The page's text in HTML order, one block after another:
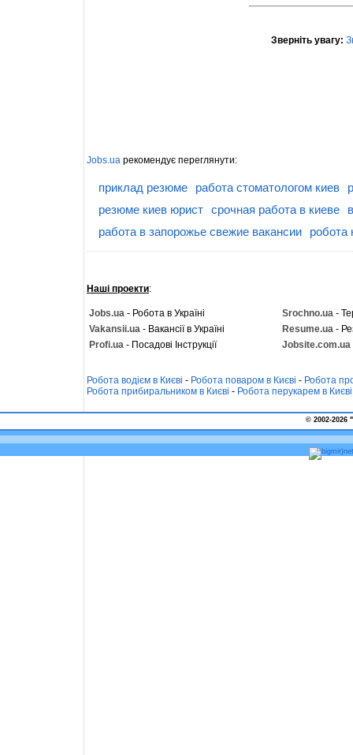
Зверніть увагу:
Jobs.ua рекомендує переглянути:
приклад резюме работа стоматологом киев
резюме киев юрист срочная работа в киеве
работа в запорожье свежие вакансии
робота
Наші проекти:
Jobs.ua - Робота в Україні Srochno.ua -
Vakansii.ua - Вакансії в Україні Resume.ua -
Profi.ua - Посадові Інструкції Jobsite.com.ua
Робота водієм в Києві - Робота поваром в Києві - Робота
Робота прибиральником в Києві - Робота перукарем в Києві
© 2002-2026